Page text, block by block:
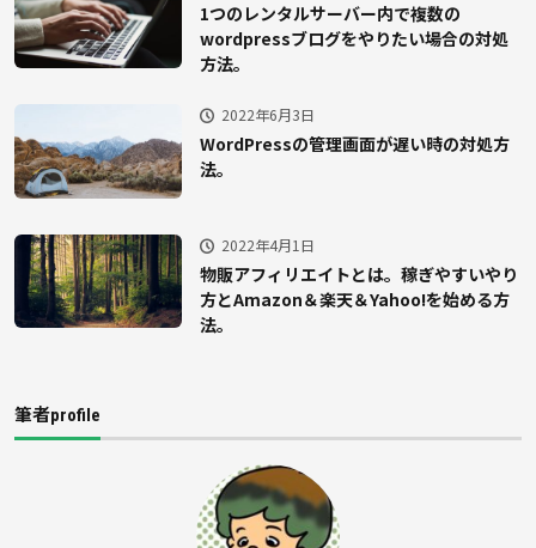
1つのレンタルサーバー内で複数の
wordpressブログをやりたい場合の対処
方法。
2022年6月3日
WordPressの管理画面が遅い時の対処方
法。
2022年4月1日
物販アフィリエイトとは。稼ぎやすいやり
方とAmazon＆楽天＆Yahoo!を始める方
法。
筆者profile